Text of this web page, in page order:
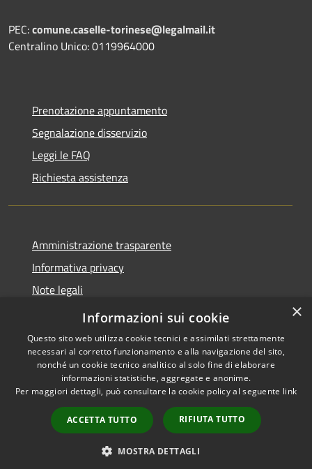
PEC:comune.caselle-torinese@legalmail.it
Centralino Unico: 0119964000
Prenotazione appuntamento
Segnalazione disservizio
Leggi le FAQ
Richiesta assistenza
Amministrazione trasparente
Informativa privacy
Note legali
dichiarazione di accessibilità
Accessibilità
Copyright © 2026 • Comune di
Caselle Torinese • Powered by
Municipium•
Accesso
redazione
×
Informazioni sui cookie
Questo sito web utilizza cookie tecnici e assimilati strettamente
necessari al corretto funzionamento e alla navigazione del sito,
nonché un cookie tecnico analitico al solo fine di elaborare
informazioni statistiche, aggregate e anonime.
Per maggiori dettagli, può consultare la cookie policy al seguente link
ACCETTA TUTTO RIFIUTA TUTTO
MOSTRA DETTAGLI